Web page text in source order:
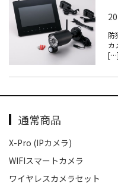
防
カ
[…]
通常商品
X-Pro (IPカメラ)
WIFIスマートカメラ
ワイヤレスカメラセット